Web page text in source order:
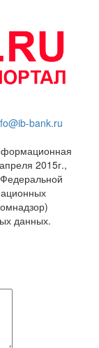
bank.ru
2015г.,
данных.